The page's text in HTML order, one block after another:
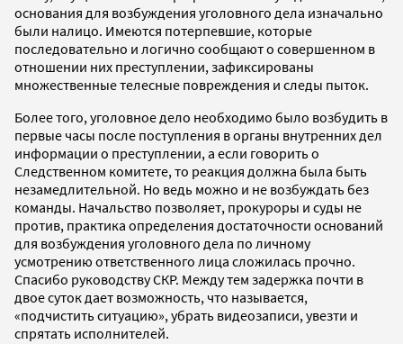
основания для возбуждения уголовного дела изначально
были налицо. Имеются потерпевшие, которые
последовательно и логично сообщают о совершенном в
отношении них преступлении, зафиксированы
множественные телесные повреждения и следы пыток.
Более того, уголовное дело необходимо было возбудить в
первые часы после поступления в органы внутренних дел
информации о преступлении, а если говорить о
Следственном комитете, то реакция должна была быть
незамедлительной. Но ведь можно и не возбуждать без
команды. Начальство позволяет, прокуроры и суды не
против, практика определения достаточности оснований
для возбуждения уголовного дела по личному
усмотрению ответственного лица сложилась прочно.
Спасибо руководству СКР. Между тем задержка почти в
двое суток дает возможность, что называется,
«подчистить ситуацию», убрать видеозаписи, увезти и
спрятать исполнителей.